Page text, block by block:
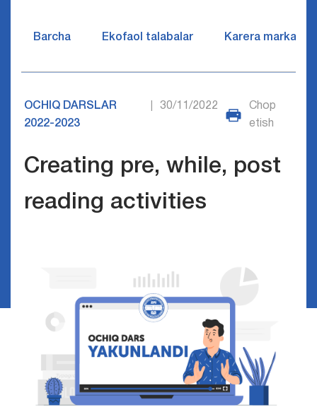
Barcha Ekofaol talabalar Karera markazi
OCHIQ DARSLAR
2022-2023
30/11/2022
Chop
etish
Creating pre, while, post
reading activities